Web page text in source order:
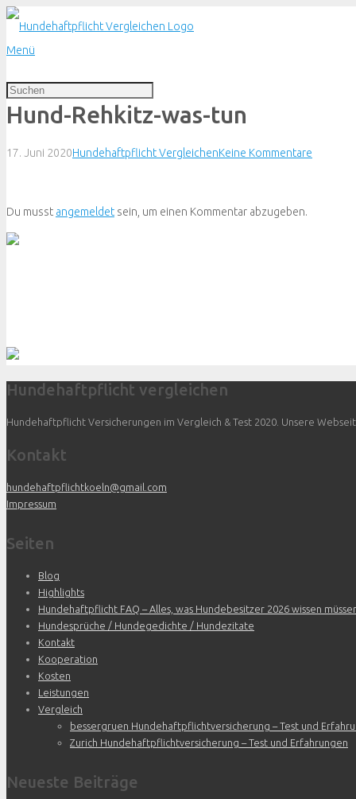
Menü
Hund-Rehkitz-was-tun
17. Juni 2020Hundehaftpflicht VergleichenKeine Kommentare
Du musst angemeldet sein, um einen Kommentar abzugeben.
Hundehaftpflicht vergleichen
Hundehaftpflicht Versicherungen im Vergleich & Test 2020. Unsere
Kontakt
hundehaftpflichtkoeln@gmail.com
Impressum
Seiten
Blog
Highlights
Hundehaftpflicht FAQ – Alles, was Hundebesitzer 2026 wissen
Hundesprüche / Hundegedichte / Hundezitate
Kontakt
Kooperation
Kosten
Leistungen
Vergleich
bessergruen Hundehaftpflichtversicherung – Test und
Zurich Hundehaftpflichtversicherung – Test und Erfahrungen
Neueste Beiträge